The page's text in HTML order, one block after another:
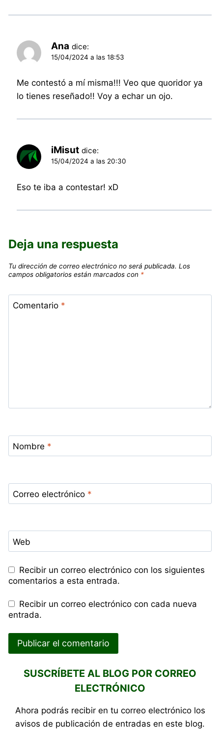
Ana dice:
15/04/2024 a las 18:53
Me contestó a mí misma!!! Veo que quoridor ya
lo tienes reseñado!! Voy a echar un ojo.
iMisut dice:
15/04/2024 a las 20:30
Eso te iba a contestar! xD
Deja una respuesta
Tu dirección de correo electrónico no será publicada. Los
campos obligatorios están marcados con *
Comentario *
Nombre *
Correo electrónico *
Web
Recibir un correo electrónico con los siguientes
comentarios a esta entrada.
Recibir un correo electrónico con cada nueva
entrada.
SUSCRÍBETE AL BLOG POR CORREO
ELECTRÓNICO
Ahora podrás recibir en tu correo electrónico los
avisos de publicación de entradas en este blog.